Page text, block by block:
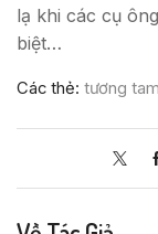
lạ khi các cụ
biệt…
Các thẻ: tương